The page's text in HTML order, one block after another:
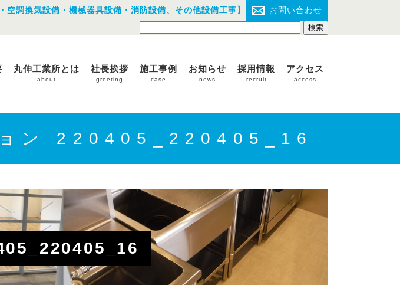
調換気設備・機械器具設備・消防設備、その他設備工事】 お問い合わせ
丸伸工業所とは
about
社長挨拶
greeting
施工事例
case
お知らせ
news
採用情報
recruit
アクセス
access
ン 220405_220405_16